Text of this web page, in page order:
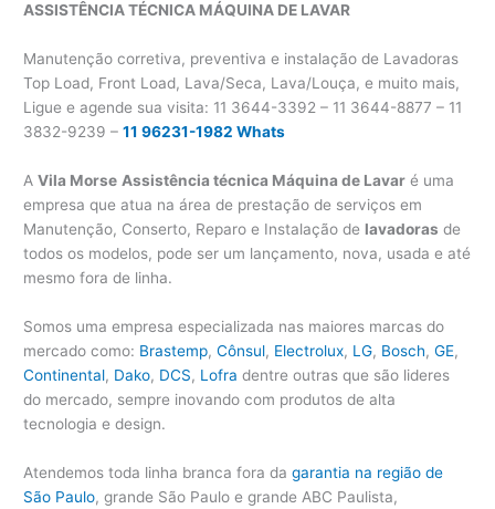
ASSISTÊNCIA TÉCNICA MÁQUINA DE LAVAR
Manutenção corretiva, preventiva e instalação de Lavadoras
Top Load, Front Load, Lava/Seca, Lava/Louça, e muito mais,
Ligue e agende sua visita: 11 3644-3392 – 11 3644-8877 – 11
3832-9239 –11 96231-1982 Whats
AVila Morse Assistência técnica Máquina de Lavar é uma
empresa que atua na área de prestação de serviços em
Manutenção, Conserto, Reparo e Instalação de lavadoras de
todos os modelos, pode ser um lançamento, nova, usada e até
mesmo fora de linha.
Somos uma empresa especializada nas maiores marcas do
mercado como: Brastemp,Cônsul, Electrolux, LG, Bosch,GE,
Continental, Dako, DCS, Lofra dentre outras que são lideres
do mercado, sempre inovando com produtos de alta
tecnologia e design.
Atendemos toda linha branca fora dagarantia na região de
São Paulo, grande São Paulo e grande ABC Paulista,